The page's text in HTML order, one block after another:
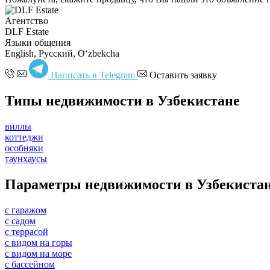
Агентство
DLF Estate
Языки общения
English, Русский, Oʻzbekcha
Написать в Telegram Оставить заявку
Типы недвижимости в Узбекистане
виллы
коттеджи
особняки
таунхаусы
Параметры недвижимости в
с гаражом
с садом
с террасой
с видом на горы
с видом на море
с бассейном